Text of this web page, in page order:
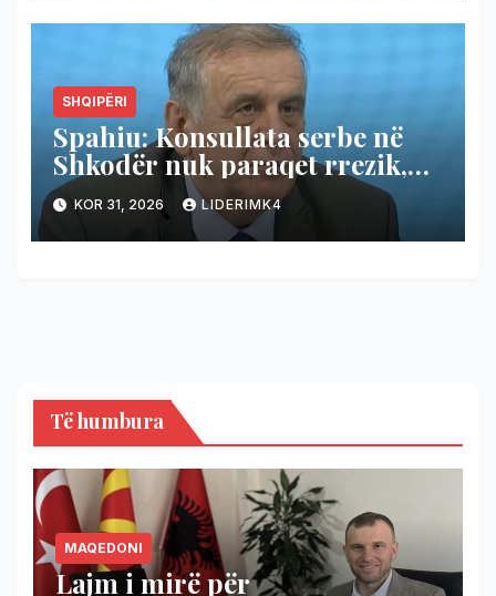
SHQIPËRI
Spahiu: Konsullata serbe në
Shkodër nuk paraqet rrezik,
Shqipëria të hapë konsullatë
edhe në Novi Pazar!
KOR 31, 2026 LIDERIMK4
Të humbura
MAQEDONI
Lajm i mirë për